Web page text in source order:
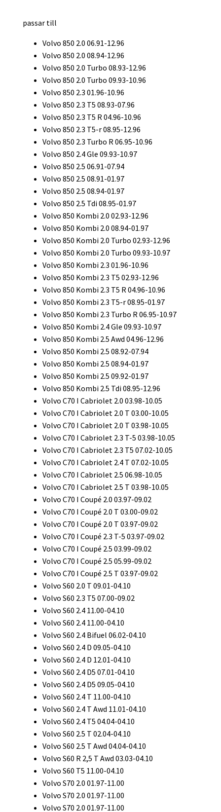
passar till
Volvo 850 2.0 06.91-12.96
Volvo 850 2.0 08.94-12.96
Volvo 850 2.0 Turbo 08.93-12.96
Volvo 850 2.0 Turbo 09.93-10.96
Volvo 850 2.3 01.96-10.96
Volvo 850 2.3 T5 08.93-07.96
Volvo 850 2.3 T5 R 04.96-10.96
Volvo 850 2.3 T5-r 08.95-12.96
Volvo 850 2.3 Turbo R 06.95-10.96
Volvo 850 2.4 Gle 09.93-10.97
Volvo 850 2.5 06.91-07.94
Volvo 850 2.5 08.91-01.97
Volvo 850 2.5 08.94-01.97
Volvo 850 2.5 Tdi 08.95-01.97
Volvo 850 Kombi 2.0 02.93-12.96
Volvo 850 Kombi 2.0 08.94-01.97
Volvo 850 Kombi 2.0 Turbo 02.93-12.96
Volvo 850 Kombi 2.0 Turbo 09.93-10.97
Volvo 850 Kombi 2.3 01.96-10.96
Volvo 850 Kombi 2.3 T5 02.93-12.96
Volvo 850 Kombi 2.3 T5 R 04.96-10.96
Volvo 850 Kombi 2.3 T5-r 08.95-01.97
Volvo 850 Kombi 2.3 Turbo R 06.95-10.97
Volvo 850 Kombi 2.4 Gle 09.93-10.97
Volvo 850 Kombi 2.5 Awd 04.96-12.96
Volvo 850 Kombi 2.5 08.92-07.94
Volvo 850 Kombi 2.5 08.94-01.97
Volvo 850 Kombi 2.5 09.92-01.97
Volvo 850 Kombi 2.5 Tdi 08.95-12.96
Volvo C70 I Cabriolet 2.0 03.98-10.05
Volvo C70 I Cabriolet 2.0 T 03.00-10.05
Volvo C70 I Cabriolet 2.0 T 03.98-10.05
Volvo C70 I Cabriolet 2.3 T-5 03.98-10.05
Volvo C70 I Cabriolet 2.3 T5 07.02-10.05
Volvo C70 I Cabriolet 2.4 T 07.02-10.05
Volvo C70 I Cabriolet 2.5 06.98-10.05
Volvo C70 I Cabriolet 2.5 T 03.98-10.05
Volvo C70 I Coupé 2.0 03.97-09.02
Volvo C70 I Coupé 2.0 T 03.00-09.02
Volvo C70 I Coupé 2.0 T 03.97-09.02
Volvo C70 I Coupé 2.3 T-5 03.97-09.02
Volvo C70 I Coupé 2.5 03.99-09.02
Volvo C70 I Coupé 2.5 05.99-09.02
Volvo C70 I Coupé 2.5 T 03.97-09.02
Volvo S60 2.0 T 09.01-04.10
Volvo S60 2.3 T5 07.00-09.02
Volvo S60 2.4 11.00-04.10
Volvo S60 2.4 11.00-04.10
Volvo S60 2.4 Bifuel 06.02-04.10
Volvo S60 2.4 D 09.05-04.10
Volvo S60 2.4 D 12.01-04.10
Volvo S60 2.4 D5 07.01-04.10
Volvo S60 2.4 D5 09.05-04.10
Volvo S60 2.4 T 11.00-04.10
Volvo S60 2.4 T Awd 11.01-04.10
Volvo S60 2.4 T5 04.04-04.10
Volvo S60 2.5 T 02.04-04.10
Volvo S60 2.5 T Awd 04.04-04.10
Volvo S60 R 2,5 T Awd 03.03-04.10
Volvo S60 T5 11.00-04.10
Volvo S70 2.0 01.97-11.00
Volvo S70 2.0 01.97-11.00
Volvo S70 2.0 01.97-11.00